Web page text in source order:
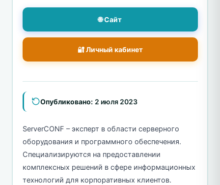
🌐 Сайт
🔐 Личный кабинет
Опубликовано: 2 июля 2023
ServerCONF – эксперт в области серверного
оборудования и программного обеспечения.
Cпециализируются на предоставлении
комплексных решений в сфере информационных
технологий для корпоративных клиентов.